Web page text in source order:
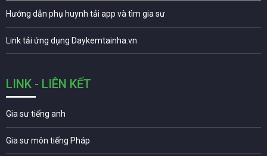
Hướng dẫn phụ huynh tải app và tìm gia sư
Link tải ứng dụng Daykemtainha.vn
LINK - LIÊN KẾT
Gia sư tiếng anh
Gia sư môn tiếng Pháp